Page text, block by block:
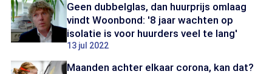
Geen dubbelglas, dan huurprijs omlaag
vindt Woonbond: '8 jaar wachten op
isolatie is voor huurders veel te lang'
13 jul 2022
Maanden achter elkaar corona, kan dat?